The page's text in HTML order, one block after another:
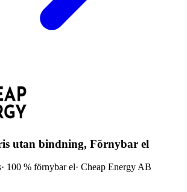
utan bindning, Förnybar el
· 100 % förnybar el· Cheap Energy AB